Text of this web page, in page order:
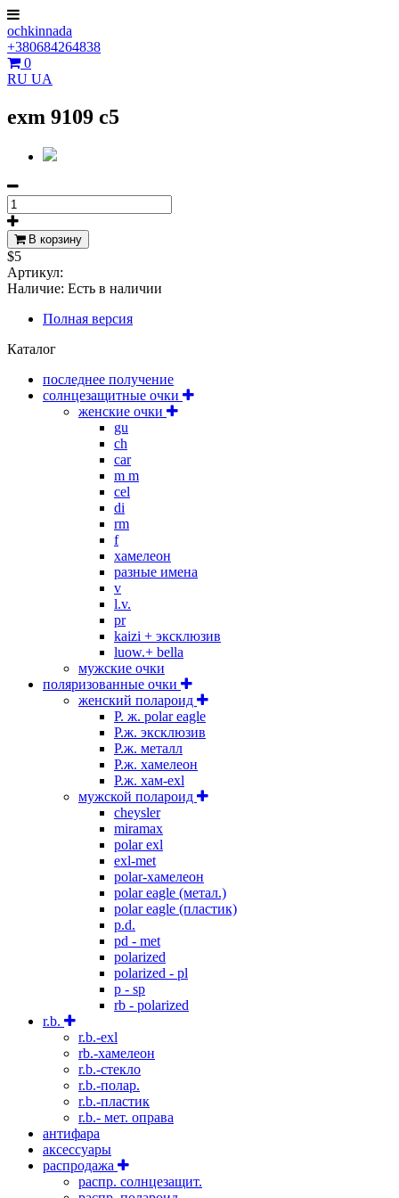
ochkinnada
+380684264838
0
RU UA
exm 9109 c5
В корзину
$5
Артикул:
Наличие: Есть в наличии
Полная версия
Каталог
последнее получение
солнцезащитные очки
женские очки
gu
ch
car
m m
cel
di
rm
f
хамелеон
разные имена
v
l.v.
pr
kaizi + эксклюзив
luow.+ bella
мужские очки
поляризованные очки
женский полароид
P. ж. polar eagle
P.ж. эксклюзив
Р.ж. металл
P.ж. хамелеон
Р.ж. хам-exl
мужской полароид
cheysler
miramax
polar exl
exl-met
polar-хамелеон
polar eagle (метал.)
polar eagle (пластик)
p.d.
pd - met
polarized
polarized - pl
p - sp
rb - polarized
r.b.
r.b.-exl
rb.-хамелеон
r.b.-стекло
r.b.-полар.
r.b.-пластик
r.b.- мет. оправа
антифара
аксессуары
распродажа
распр. солнцезащит.